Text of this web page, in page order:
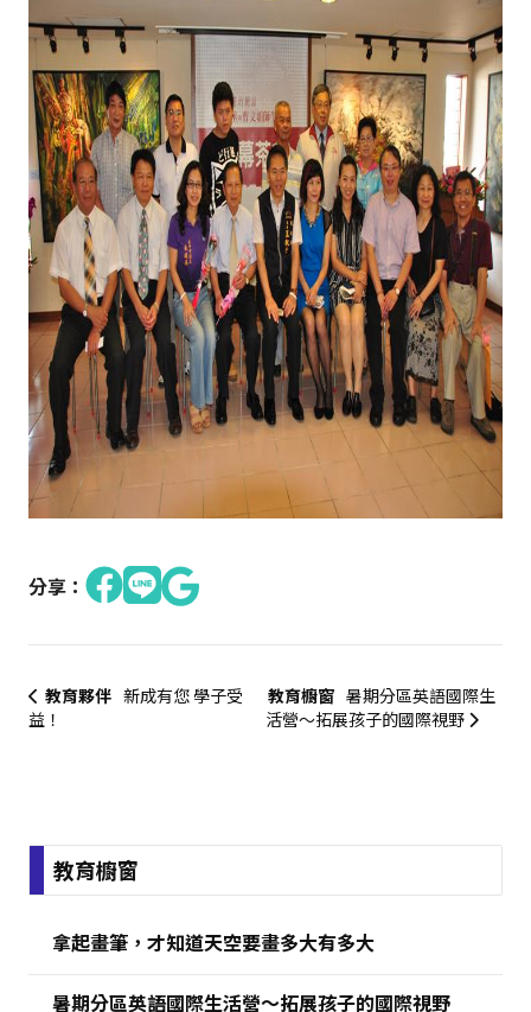
分享：
教育夥伴 新成有您 學子受
益！
教育櫥窗 暑期分區英語國際生
活營～拓展孩子的國際視野
:::教育櫥窗
拿起畫筆，才知道天空要畫多大有多大
暑期分區英語國際生活營～拓展孩子的國際視野